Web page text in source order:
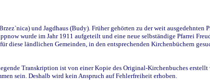
und Jagdhaus (Budy). Früher gehörten zu der weit ausgedehnten
wurde im Jahr 1911 aufgeteilt und eine neue selbständige Pfarrei
ländlichen Gemeinden, in den entsprechenden Kirchenbüchern
Transkription ist von einer Kopie des Original-Kirchenbuches
sein. Deshalb wird kein Anspruch auf Fehlerfreiheit erhoben.